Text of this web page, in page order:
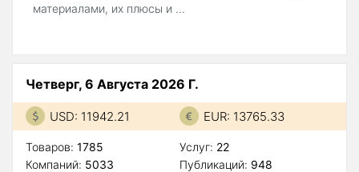
материалами, их плюсы и ...
Четверг, 6 Августа 2026 Г.
USD: 11942.21 EUR: 13765.33
Товаров: 1785
Компаний: 5033
Услуг: 22
Публикаций: 948